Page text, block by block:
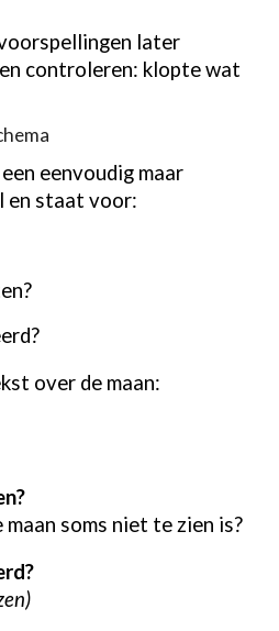
later
controleren: klopte wat
eenvoudig maar
en staat voor:
over de maan:
soms niet te zien is?